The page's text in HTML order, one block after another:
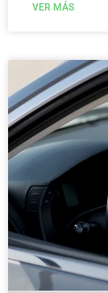
VER MÁS